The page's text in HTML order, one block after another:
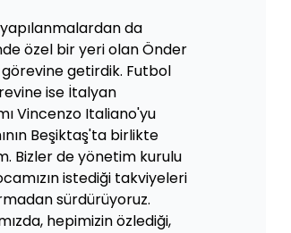
da
özel bir yeri olan Önder
getirdik. Futbol
ise İtalyan
Vincenzo Italiano'yu
Beşiktaş'ta birlikte
Bizler de yönetim kurulu
istediği takviyeleri
sürdürüyoruz.
hepimizin özlediği,